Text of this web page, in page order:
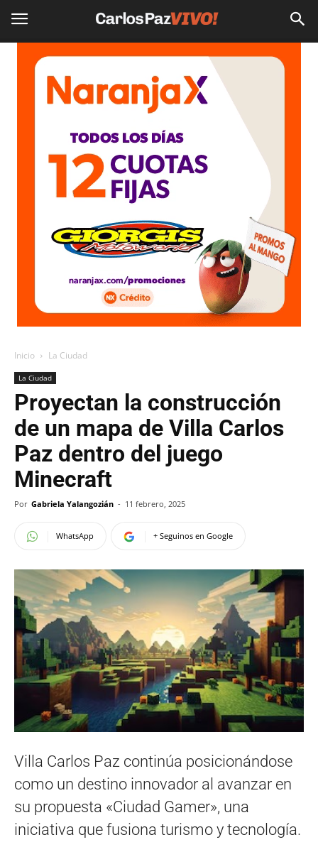
Inicio La Ciudad
La Ciudad
Proyectan la construcción
de un mapa de Villa Carlos
Paz dentro del juego
Minecraft
Por Gabriela Yalangozián - 11 febrero, 2025
WhatsApp + Seguinos en Google
Villa Carlos Paz continúa posicionándose
como un destino innovador al avanzar en
su propuesta «Ciudad Gamer», una
iniciativa que fusiona turismo y tecnología.